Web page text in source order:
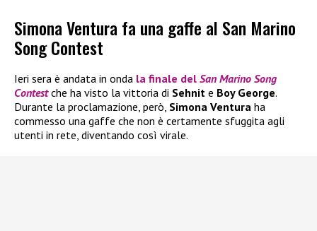
Simona Ventura fa una gaffe al San Marino
Song Contest
Ieri sera è andata in onda la finale del San Marino Song
Contestche ha visto la vittoria di Sehnit e Boy George.
Durante la proclamazione, però, Simona Ventura ha
commesso una gaffe che non è certamente sfuggita agli
utenti in rete, diventando così virale.